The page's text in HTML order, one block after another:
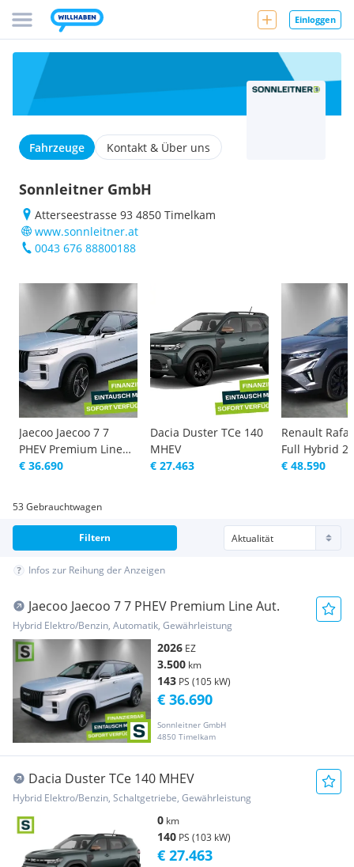
Einloggen
Fahrzeuge Kontakt & Über uns
Sonnleitner GmbH
Atterseestrasse 93 4850 Timelkam
www.sonnleitner.at
0043 676 88800188
Jaecoo Jaecoo 7 7
PHEV Premium Line
Aut.
€ 36.690
Dacia Duster TCe 140
MHEV
€ 27.463
Renault
Full Hybrid
Alpine Aut.
€ 48.590
53 Gebrauchtwagen
Filtern
Infos zur Reihung der Anzeigen
Jaecoo Jaecoo 7 7 PHEV Premium Line Aut.
Hybrid Elektro/Benzin, Automatik, Gewährleistung
2026 EZ
3.500 km
143 PS (105 kW)
Sonnleitner GmbH
4850 Timelkam
€ 36.690
Dacia Duster TCe 140 MHEV
Hybrid Elektro/Benzin, Schaltgetriebe, Gewährleistung
0 km
140 PS (103 kW)
€ 27.463